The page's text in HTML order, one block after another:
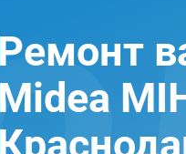
Ремонт
Midea